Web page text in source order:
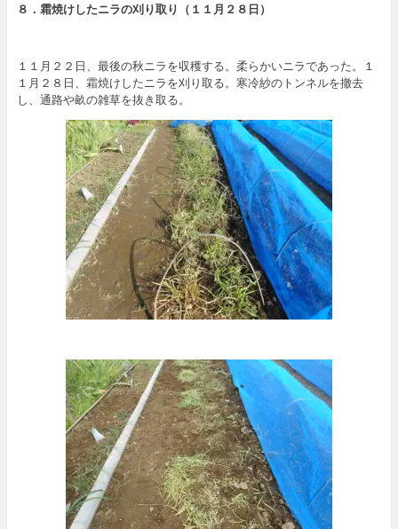
８．霜焼けしたニラの刈り取り（１１月２８日）
１１月２２日、最後の秋ニラを収穫する。柔らかいニラであった。１
１月２８日、霜焼けしたニラを刈り取る。寒冷紗のトンネルを撤去
し、通路や畝の雑草を抜き取る。